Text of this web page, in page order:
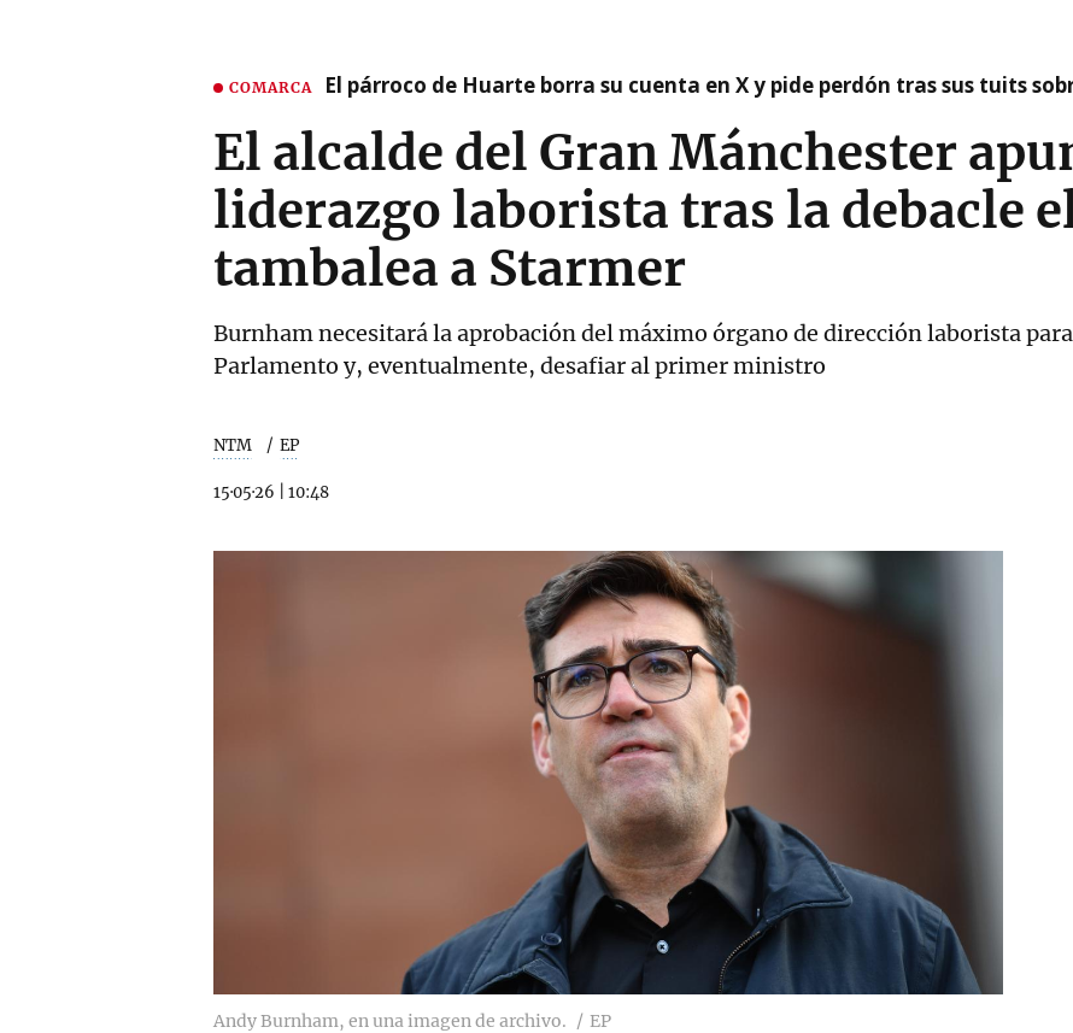
COMARCA El párroco de Huarte borra su cuenta en X y pide perdón tras sus tuits
El alcalde del Gran Mánchester
liderazgo laborista tras la debacle
tambalea a Starmer
Burnham necesitará la aprobación del máximo órgano de dirección laborista
Parlamento y, eventualmente, desafiar al primer ministro
NTM EP
15·05·26 10:48
Andy Burnham, en una imagen de archivo. EP